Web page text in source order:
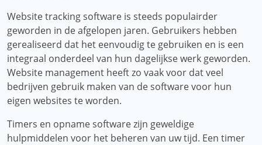
Website tracking software is steeds populairder
geworden in de afgelopen jaren. Gebruikers hebben
gerealiseerd dat het eenvoudig te gebruiken en is een
integraal onderdeel van hun dagelijkse werk geworden.
Website management heeft zo vaak voor dat veel
bedrijven gebruik maken van de software voor hun
eigen websites te worden.
Timers en opname software zijn geweldige
hulpmiddelen voor het beheren van uw tijd. Een timer